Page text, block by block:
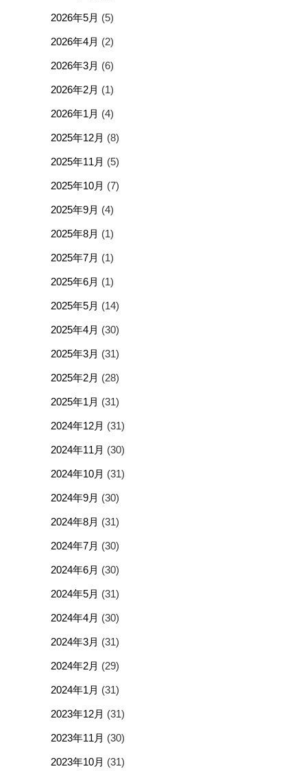
2026年5月 (5)
2026年4月 (2)
2026年3月 (6)
2026年2月 (1)
2026年1月 (4)
2025年12月 (8)
2025年11月 (5)
2025年10月 (7)
2025年9月 (4)
2025年8月 (1)
2025年7月 (1)
2025年6月 (1)
2025年5月 (14)
2025年4月 (30)
2025年3月 (31)
2025年2月 (28)
2025年1月 (31)
2024年12月 (31)
2024年11月 (30)
2024年10月 (31)
2024年9月 (30)
2024年8月 (31)
2024年7月 (30)
2024年6月 (30)
2024年5月 (31)
2024年4月 (30)
2024年3月 (31)
2024年2月 (29)
2024年1月 (31)
2023年12月 (31)
2023年11月 (30)
2023年10月 (31)